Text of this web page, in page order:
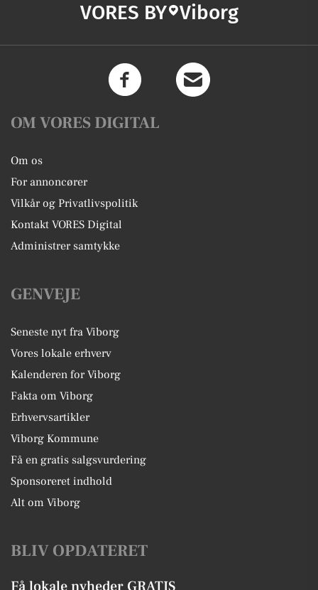
VORES BY Viborg
OM VORES DIGITAL
Om os
For annoncører
Vilkår og Privatlivspolitik
Kontakt VORES Digital
Administrer samtykke
GENVEJE
Seneste nyt fra Viborg
Vores lokale erhverv
Kalenderen for Viborg
Fakta om Viborg
Erhvervsartikler
Viborg Kommune
Få en gratis salgsvurdering
Sponsoreret indhold
Alt om Viborg
BLIV OPDATERET